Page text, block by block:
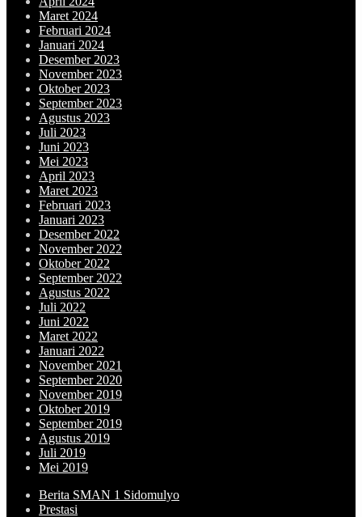
Maret 2024
Februari 2024
Januari 2024
Desember 2023
November 2023
Oktober 2023
September 2023
Agustus 2023
Juli 2023
Juni 2023
Mei 2023
April 2023
Maret 2023
Februari 2023
Januari 2023
Desember 2022
November 2022
Oktober 2022
September 2022
Agustus 2022
Juli 2022
Juni 2022
Maret 2022
Januari 2022
November 2021
September 2020
November 2019
Oktober 2019
September 2019
Agustus 2019
Juli 2019
Mei 2019
Berita SMAN 1 Sidomulyo
Prestasi